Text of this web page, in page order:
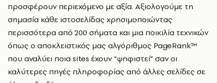
προσφέρουν περιεχόμενο με αξία. Αξιολογούμε τη
σημασία κάθε ιστοσελίδας χρησιμοποιώντας
περισσότερα από 200 σήματα και μια ποικιλία τεχνικών
όπως ο αποκλειστικός μας αλγόριθμος PageRank™
που αναλύει ποια sites έχουν “ψηφιστεί” σαν οι
καλύτερες πηγές πληροφορίας από άλλες σελίδες σε